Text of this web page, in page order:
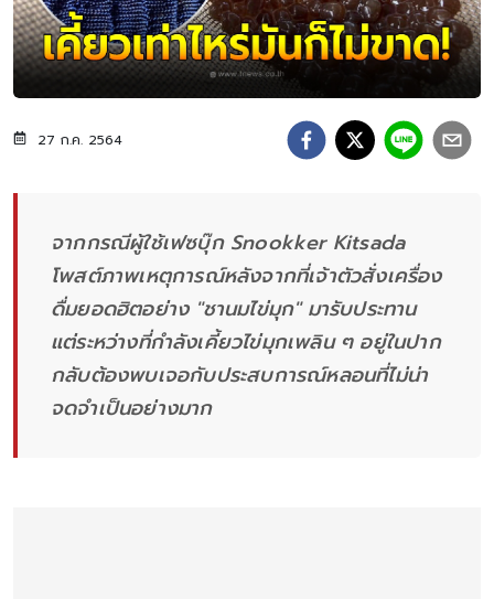
27 ก.ค. 2564
จากกรณีผู้ใช้เฟซบุ๊ก Snookker Kitsada
โพสต์ภาพเหตุการณ์หลังจากที่เจ้าตัวสั่งเครื่อง
ดื่มยอดฮิตอย่าง "ชานมไข่มุก" มารับประทาน
แต่ระหว่างที่กำลังเคี้ยวไข่มุกเพลิน ๆ อยู่ในปาก
กลับต้องพบเจอกับประสบการณ์หลอนที่ไม่น่า
จดจำเป็นอย่างมาก